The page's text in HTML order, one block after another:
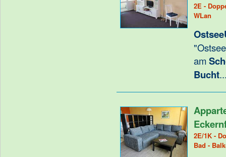
2E -
WLan
am
Bucht
2E/1K -
Bad -